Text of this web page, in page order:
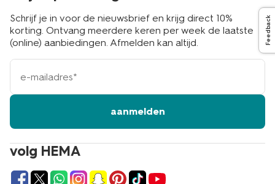
volg HEMA
Schrijf je in voor de nieuwsbrief en krijg direct 10%
korting. Ontvang meerdere keren per week de laatste
(online) aanbiedingen. Afmelden kan altijd.
e-
mailadres
aanmelden
Feedback